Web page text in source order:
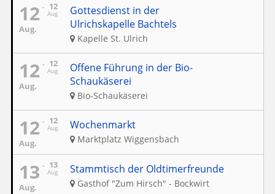
12
Aug
12
Aug.
Gottesdienst in der
Ulrichskapelle Bachtels
Kapelle St. Ulrich
12
Aug
12
Aug.
Offene Führung in der Bio-
Schaukäserei
Bio-Schaukäserei
12
Aug
12
Aug.
Wochenmarkt
Marktplatz Wiggensbach
13
Aug
13
Aug.
Stammtisch der Oldtimerfreunde
Gasthof "Zum Hirsch" - Bockwirt